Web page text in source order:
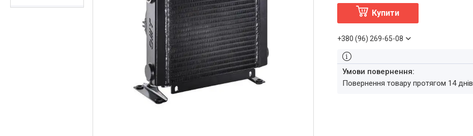
сільгосптехніки
Купити
+380 (96) 269-65-08
повернення товару протягом 14 днів